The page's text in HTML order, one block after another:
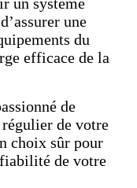
une
du
efficace de la
de
de votre
choix sûr pour
de votre